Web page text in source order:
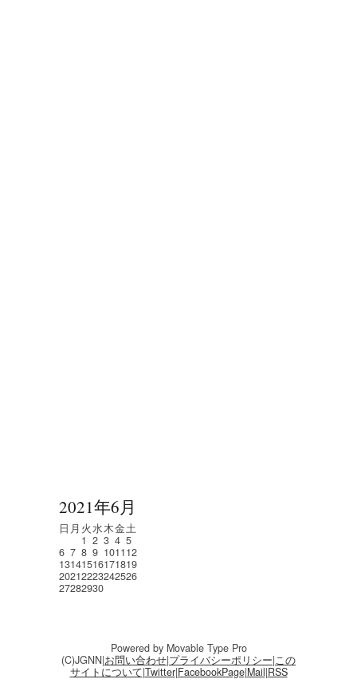
2021年6月
日 月 火水木金土
1 2 3 4 5
6 7 8 9 101112
13141516171819
20212223242526
27282930
Powered by Movable Type Pro
(C)JGNN|お問い合わせ|プライバシーポリシー|この
サイトについて|Twitter|FacebookPage|Mail|RSS